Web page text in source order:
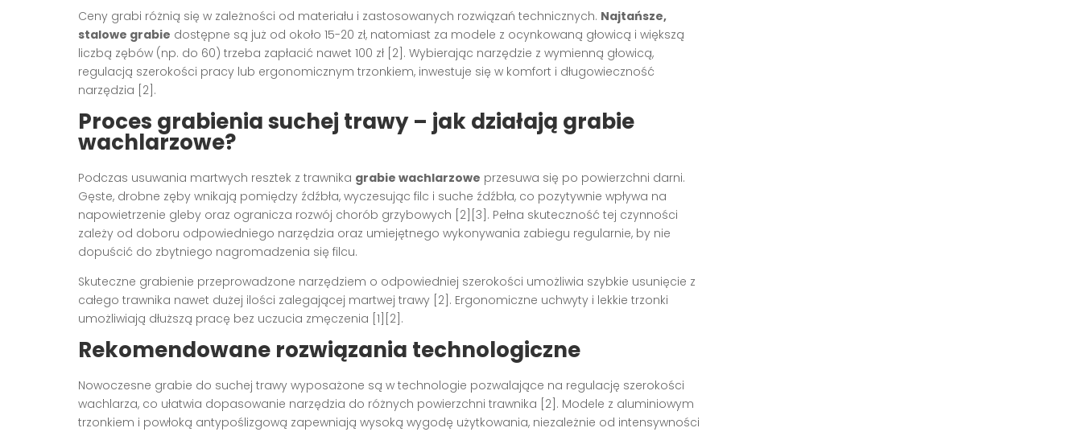
Ceny grabi różnią się w zależności od materiału i zastosowanych rozwiązań technicznych. Najtańsze,
stalowe grabie dostępne są już od około 15-20 zł, natomiast za modele z ocynkowaną głowicą i większą
liczbą zębów (np. do 60) trzeba zapłacić nawet 100 zł [2]. Wybierając narzędzie z wymienną głowicą,
regulacją szerokości pracy lub ergonomicznym trzonkiem, inwestuje się w komfort i długowieczność
narzędzia [2].
Proces grabienia suchej trawy – jak działają grabie
wachlarzowe?
Podczas usuwania martwych resztek z trawnika grabie wachlarzowe przesuwa się po powierzchni darni.
Gęste, drobne zęby wnikają pomiędzy źdźbła, wyczesując filc i suche źdźbła, co pozytywnie wpływa na
napowietrzenie gleby oraz ogranicza rozwój chorób grzybowych [2][3]. Pełna skuteczność tej czynności
zależy od doboru odpowiedniego narzędzia oraz umiejętnego wykonywania zabiegu regularnie, by nie
dopuścić do zbytniego nagromadzenia się filcu.
Skuteczne grabienie przeprowadzone narzędziem o odpowiedniej szerokości umożliwia szybkie usunięcie z
całego trawnika nawet dużej ilości zalegającej martwej trawy [2]. Ergonomiczne uchwyty i lekkie trzonki
umożliwiają dłuższą pracę bez uczucia zmęczenia [1][2].
Rekomendowane rozwiązania technologiczne
Nowoczesne grabie do suchej trawy wyposażone są w technologie pozwalające na regulację szerokości
wachlarza, co ułatwia dopasowanie narzędzia do różnych powierzchni trawnika [2]. Modele z aluminiowym
trzonkiem i powłoką antypoślizgową zapewniają wysoką wygodę użytkowania, niezależnie od intensywności